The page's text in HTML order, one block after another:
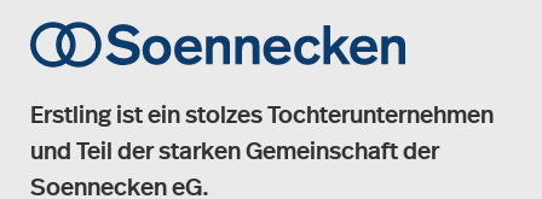
Erstling ist ein stolzes Tochterunternehmen
und Teil der starken Gemeinschaft der
Soennecken eG.